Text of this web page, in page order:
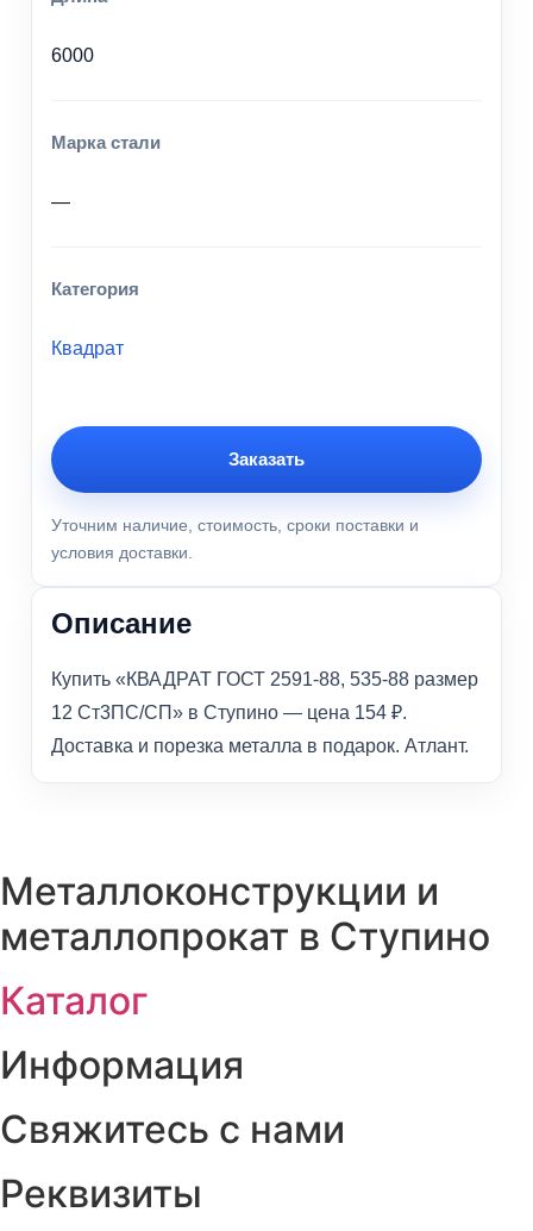
6000
Марка стали
—
Категория
Квадрат
Заказать
Уточним наличие, стоимость, сроки поставки и
условия доставки.
Описание
Купить «КВАДРАТ ГОСТ 2591-88, 535-88 размер
12 Ст3ПС/СП» в Ступино — цена 154 ₽.
Доставка и порезка металла в подарок. Атлант.
Металлоконструкции и
металлопрокат в Ступино
Каталог
Информация
Свяжитесь с нами
Реквизиты